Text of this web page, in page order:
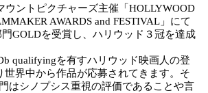
ウントピクチャーズ主催「HOLLYWOOD
AWARDS and FESTIVAL」にて
GOLDを受賞し、ハリウッド３冠を達成
qualifyingを有すハリウッド映画人の登
世界中から作品が応募されてきます。そ
はシノプシス重視の評価であることや言